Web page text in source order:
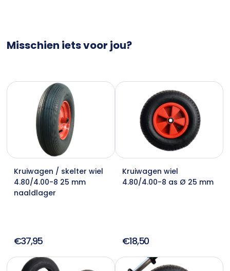
Misschien iets voor jou?
Kruiwagen / skelter wiel
4.80/4.00-8 25 mm
naaldlager
€37,95
Kruiwagen wiel
4.80/4.00-8 as Ø 25 mm
€18,50